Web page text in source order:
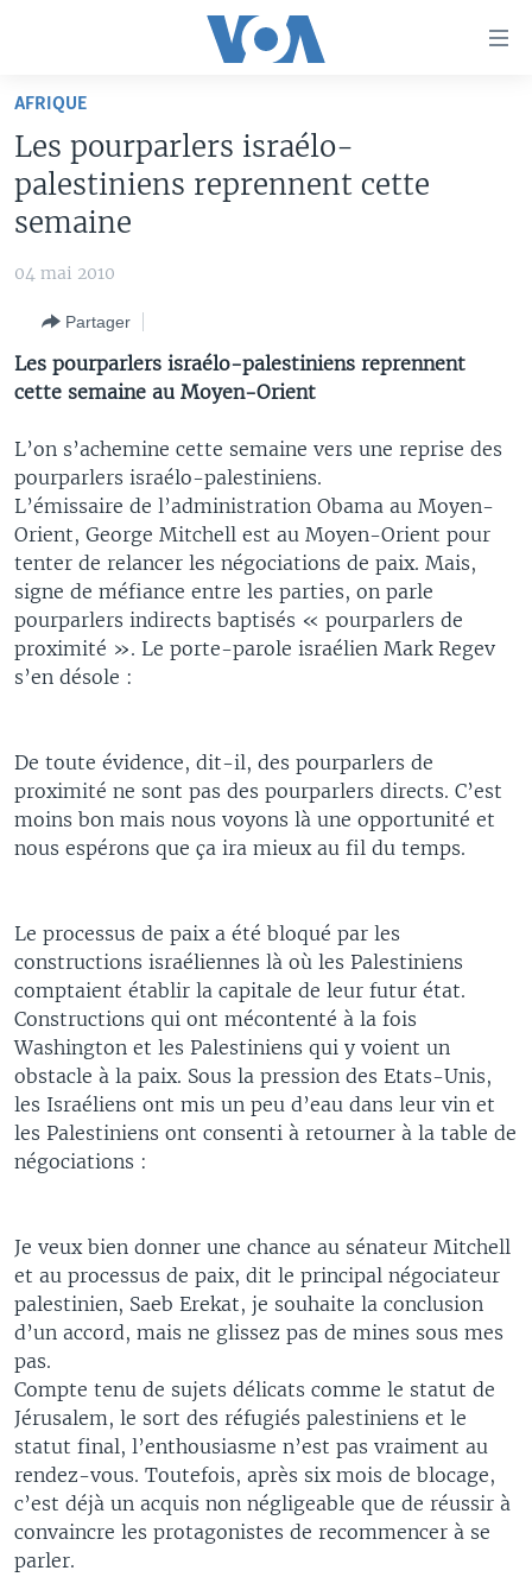
principal
Retour
la
navigation
principale
Retour
recherche
AFRIQUE
ÉTATS-UNIS
LE MONDE AUJOURD'HUI
FOCUS SAHEL
VOUS + NOUS
CARNET DE SANTÉ
LE MONDE AU FÉMININ
DIALOGUE DES RELIGIONS
RM SHOW
LINGALA
Apprenez L'anglais
SUIVEZ-NOUS
Langues
AFRIQUE
Les pourparlers israélo-
palestiniens reprennent cette
semaine
04 mai 2010
Partager
Les pourparlers israélo-palestiniens reprennent
cette semaine au Moyen-Orient
L’on s’achemine cette semaine vers une reprise des
pourparlers israélo-palestiniens.
L’émissaire de l’administration Obama au Moyen-
Orient, George Mitchell est au Moyen-Orient pour
tenter de relancer les négociations de paix. Mais,
signe de méfiance entre les parties, on parle
pourparlers indirects baptisés « pourparlers de
proximité ». Le porte-parole israélien Mark Regev
s’en désole :
De toute évidence, dit-il, des pourparlers de
proximité ne sont pas des pourparlers directs. C’est
moins bon mais nous voyons là une opportunité et
nous espérons que ça ira mieux au fil du temps.
Le processus de paix a été bloqué par les
constructions israéliennes là où les Palestiniens
comptaient établir la capitale de leur futur état.
Constructions qui ont mécontenté à la fois
Washington et les Palestiniens qui y voient un
obstacle à la paix. Sous la pression des Etats-Unis,
les Israéliens ont mis un peu d’eau dans leur vin et
les Palestiniens ont consenti à retourner à la table de
négociations :
Je veux bien donner une chance au sénateur Mitchell
et au processus de paix, dit le principal négociateur
palestinien, Saeb Erekat, je souhaite la conclusion
d’un accord, mais ne glissez pas de mines sous mes
pas.
Compte tenu de sujets délicats comme le statut de
Jérusalem, le sort des réfugiés palestiniens et le
statut final, l’enthousiasme n’est pas vraiment au
rendez-vous. Toutefois, après six mois de blocage,
c’est déjà un acquis non négligeable que de réussir à
convaincre les protagonistes de recommencer à se
parler.